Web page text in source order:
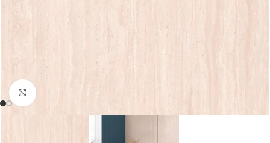
Noklikšķiniet, lai palielinātu